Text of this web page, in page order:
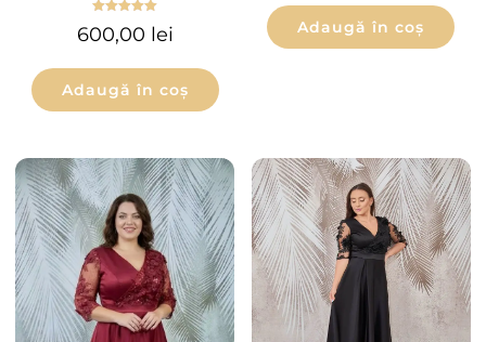
5.00
din 5
600,00 lei
Adaugă în coș
Adaugă în coș